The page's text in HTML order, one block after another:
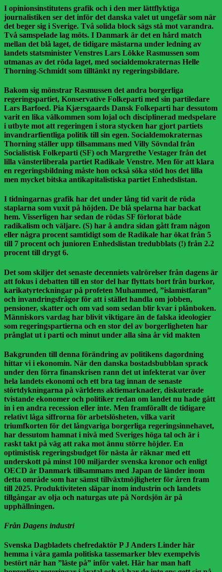
I opinionsinstitutens grafik och i den mer lättflyktiga
journalistiken ser det inför det danska valet ut ungefär som när
det beger sig i Sverige. Två solida block sägs stå mot varandra.
Två samspelade lag möts. I Danmark är det en hård match
mellan det blå laget, de tidigare mästarna under ledning av
landets statsminister Venstres Lars Lökke Rasmussen som
utmanas av det röda laget, med socialdemokraternas Helle
Thorning-Schmidt som tilltänkt ny regeringsbildare.
Bakom sig mönstrar Rasmussen det andra borgerliga
regeringspartiet, Konservative Folkeparti med sin partiledare
Lars Barfoed. Pia Kjærsgaards Dansk Folkeparti har dessutom
varit en lika välkommen som lojal och disciplinerad medspelare
i utbyte mot att regeringen i stora stycken har gjort partiets
invandrarfientliga politik till sin egen. Socialdemokraternas
Thorning ställer upp tillsammans med Villy Sövndal från
Socialistisk Folkeparti (SF) och Margrethe Vestager från det
lilla vänsterliberala partiet Radikale Venstre. Men för att klara
en regeringsbildning måste hon också söka stöd hos det lilla
men mycket bitska antikapitalistiska partiet Enhedslistan.
I tidningarnas grafik har det under lång tid varit de röda
staplarna som vuxit på höjden. De blå spelarna har backat
hem. Visserligen har sedan de rödas SF förlorat både
radikalism och väljare. (S) har å andra sidan gått fram någon
eller några procent samtidigt som de Radikale har ökat från 5
till 7 procent och junioren Enhedslistan tredubblats (!) från 2.2
procent till drygt 6.
Det som skiljer det senaste decenniets valrörelser från dagens är
att fokus i debatten till en stor del har flyttats bort från burkor,
karikatyrteckningar på profeten Muhammed, ”islamistfaran”
och invandringsfrågor för att i stället handla om jobben,
pensioner, skatter och om vad som sedan blir kvar i plånboken.
Människors vardag har blivit viktigare än de falska ideologier
som regeringspartierna och en stor del av borgerligheten har
prånglat ut i parti och minut under alla sina år vid makten
Bakgrunden till denna förändring av politikens dagordning
hittar vi i ekonomin. När den danska bostadsbubblan sprack
under den förra finanskrisen rann det ut infekterat var över
hela landets ekonomi och ett bra tag innan de senaste
störtdykningarna på världens aktiemarknader, diskuterade
tvistande ekonomer och politiker redan om landet nu hade gått
in i en andra recession eller inte. Men framförallt de tidigare
relativt låga siffrorna för arbetslösheten, vilka varit
triumfkorten för det långvariga borgerliga regeringsinnehavet,
har dessutom hamnat i nivå med Sveriges höga tal och är i
raskt takt på väg att raka mot ännu större höjder. En
optimistisk regeringsbudget för nästa år räknar med ett
underskott på minst 100 miljarder svenska kronor och enligt
OECD är Danmark tillsammans med Japan de länder inom
detta område som har sämst tillväxtmöjligheter för åren fram
till 2025. Produktiviteten släpar inom industrin och landets
tillgångar av olja och naturgas ute på Nordsjön är på
upphällningen.
Från Dagens industri
Svenska Dagbladets chefredaktör P J Anders Linder här
hemma i våra gamla politiska tassemarker blev exempelvis
bestört när han ”läste på” inför valet. Här har man haft